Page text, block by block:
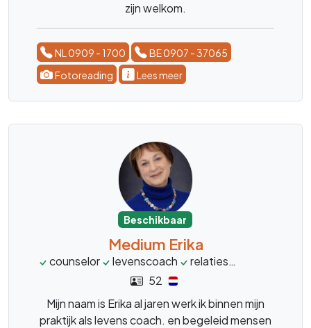
zijn welkom.
NL 0909 - 1700
BE 0907 - 37065
Fotoreading
Lees meer
Beschikbaar
Medium Erika
counselor levenscoach relaties
52
Mijn naam is Erika al jaren werk ik binnen mijn
praktijk als levens coach. en begeleid mensen